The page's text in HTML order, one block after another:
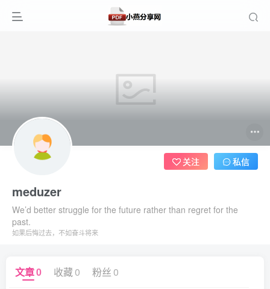
meduzer
We’d better struggle for the future rather than regret for the
past.
如果后悔过去，不如奋斗将来
关注 私信
文章0 收藏0 粉丝 0